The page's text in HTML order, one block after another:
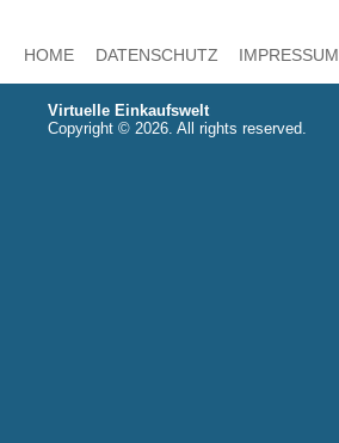
HOME DATENSCHUTZ IMPRESSUM
Virtuelle Einkaufswelt
Copyright © 2026. All rights reserved.